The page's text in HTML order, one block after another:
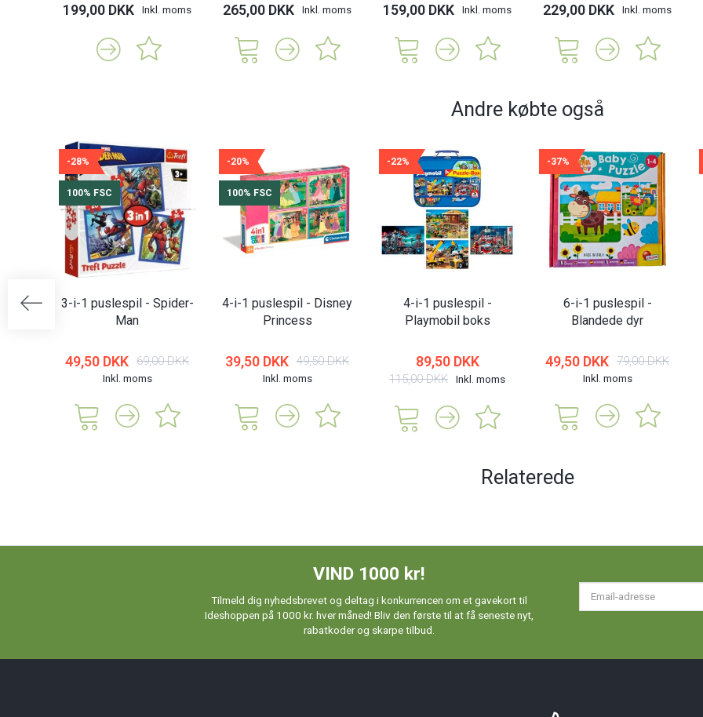
199,00 DKK Inkl. moms 265,00 DKK Inkl. moms 159,00 DKK Inkl. moms 229,00 DKK Inkl. moms
Andre købte også
-28%
100% FSC
3-i-1 puslespil - Spider-
Man
49,50 DKK 69,00 DKK
Inkl. moms
-20%
100% FSC
4-i-1 puslespil - Disney
Princess
39,50 DKK 49,50 DKK
Inkl. moms
-22%
4-i-1 puslespil -
Playmobil boks
89,50 DKK
115,00 DKK Inkl. moms
-37%
6-i-1 puslespil -
Blandede dyr
49,50 DKK 79,00 DKK
Inkl. moms
Relaterede
VIND 1000 kr!
Tilmeld dig nyhedsbrevet og deltag i konkurrencen om et gavekort til
Ideshoppen på 1000 kr. hver måned! Bliv den første til at få seneste nyt,
rabatkoder og skarpe tilbud.